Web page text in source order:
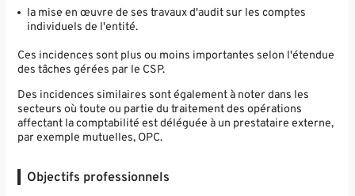
la mise en œuvre de ses travaux d'audit sur les comptes
individuels de l'entité.
Ces incidences sont plus ou moins importantes selon l'étendue
des tâches gérées par le CSP.
Des incidences similaires sont également à noter dans les
secteurs où toute ou partie du traitement des opérations
affectant la comptabilité est déléguée à un prestataire externe,
par exemple mutuelles, OPC.
Objectifs professionnels